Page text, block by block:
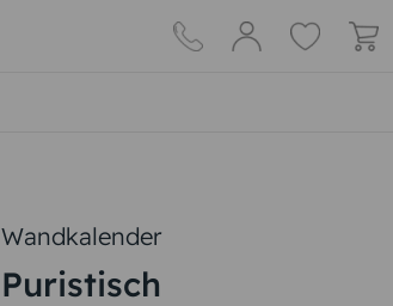
Wandkalender
Puristisch